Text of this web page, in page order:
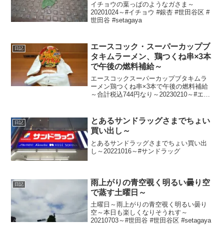
イチョウの葉っぱのようなガさま～
20201024～#イチョウ #銀杏 #世田谷区 #
世田谷 #setagaya
日記
エースコック・スーパーカップブ
タキムラーメン、鶏つくね串×3本
で午後の燃料補給～
エースコックスーパーカップブタキムラ
ーメン鶏つくね串×3本で午後の燃料補給
～合計税込744円なり～20230210～#エー
麺 #ラーメン #らーめん #...
日記
とあるサンドラッグさまでちょい
買い出し～
とあるサンドラッグさまでちょい買い出
し～20221016～#サンドラッグ
日記
雨上がりの青空覗く明るい曇り空
で蒸す土曜日～
土曜日～雨上がりの青空覗く明るい曇り
空～本日も楽しくなりそうれす～
20210703～#世田谷 #世田谷区 #setagaya